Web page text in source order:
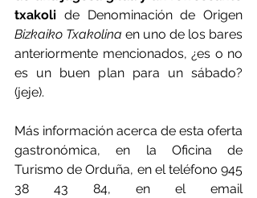
txakoli
Bizkaiko Txakolina en uno de los bares
anteriormente mencionados, ¿es o no
es un buen plan para un sábado?
(jeje).
Más información acerca de esta oferta
gastronómica, en la Oficina de
Turismo de Orduña, en el teléfono 945
38 43 84, en el email